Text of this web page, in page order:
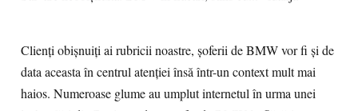
Clienți obișnuiți ai rubricii noastre, șoferii de BMW vor fi și de
data aceasta în centrul atenției însă într-un context mult mai
haios. Numeroase glume au umplut internetul în urma unei